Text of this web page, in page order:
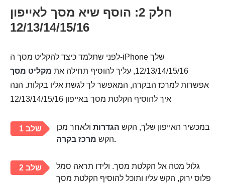
חלק 2: הוסף שיא מסך לאייפון
12/13/14/15/16
לפני שתלמד כיצד להקליט מסך ה-iPhone שלך
12/13/14/15/16, עליך להוסיף תחילה את
מקליט מסך
אפשרות למרכז הבקרה, המאפשר לך לגשת אליו בקלות. הנה
איך להוסיף הקלטת מסך באייפון 12/13/14/15/16
שלב 1 במכשיר האייפון שלך, הקש הגדרות ולאחר מכן
הקשמרכז בקרה.
שלב 2
גלול מטה אל הקלטת מסך. ולידו תראה סמל
פלוס ירוק, הקש עליו ותוכל להוסיף הקלטת מסך